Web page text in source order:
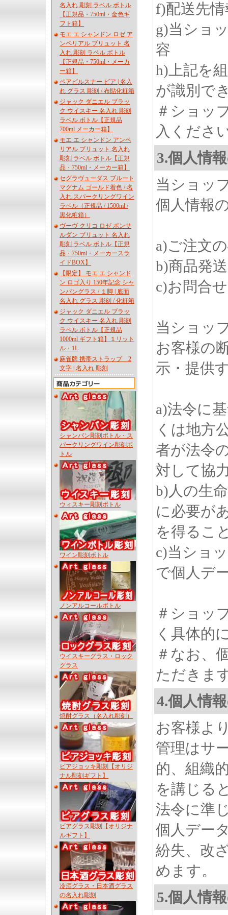
名入れ 彫刻 ラベル ボトル
【正規品・750ml・金色ギ
フト箱】
モエ エ シャンドン ロゼ ア
ンペリアル ブリュット 名
入れ 彫刻 ラベル ボトル
【正規品・750ml・メーカ
ー箱】
ペアピルスナー ビア | 名入
れ グラス 彫刻 / 布貼化粧箱
ジャック ダニエル ブラッ
ク ウイスキー 名入れ 彫刻
ラベル ボトル【正規品
700ml メーカー箱】
モエ エ シャンドン アンペ
リアル ブリュット 名入れ
彫刻 ラベル ボトル【正規
品・750ml・メーカー箱】
セグラヴューダス ブルート
マグナム ゴールド着色 / 名
入れ スパークリングワイン
ラベル（正規品 / 1500ml /
黒化粧箱）
ヴーヴ クリコ ロゼ ポンサ
ルダン ブリュット 名入れ
彫刻 ラベル ボトル【正規
品・750ml・メーカースラ
イドBOX】
【限定】 モエ エ シャンド
ン ロゴ入り 150年記念 シャ
ンパングラス / １脚 | 底面
名入れ グラス 彫刻 / 化粧箱
ジャック ダニエル ブラッ
ク ウイスキー 名入れ 彫刻
ラベル ボトル【正規品
1000ml ギフト箱】１リット
ル・1L
麻雀牌 携帯ストラップ 2
文字 | 名入れ 彫刻
シャンパン彫刻ボトル・ス
パークリングワイン彫刻ボ
トル
ウィスキー彫刻ボトル
ワイン彫刻ボトル
ノンアルコールボトル
ウイスキーグラス・ロック
グラス
焼酎グラス（名入れ彫刻）
ビアジョッキ彫刻【オリジ
ナル彫刻ギフト】
ビアグラス彫刻【オリジナ
ルギフト】
冷酒グラス・日本酒グラス
の名入れ彫刻
f)配送先情
g)当ショ
容
h)上記を
が識別で
＃ショッ
入くださ
3.個人情
当ショッ
個人情報
a)ご注文
b)商品発
c)お問合
当ショッ
お客様の
示・提供
a)法令に
くは地方
者が法令
対して協
b)人の生
に必要が
を得るこ
c)当ショ
で個人デ
＃ショッ
く具体的
＃なお、
ただきま
4.個人情
お客様よ
管理はサ
的、組織
を講じる
法令に準
個人デー
紛失、改
めます。
5.個人情